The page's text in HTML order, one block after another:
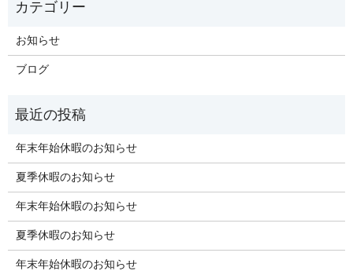
お知らせ
ブログ
年末年始休暇のお知らせ
夏季休暇のお知らせ
年末年始休暇のお知らせ
夏季休暇のお知らせ
年末年始休暇のお知らせ